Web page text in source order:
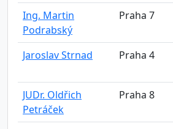
Ing. Martin
Podrabský
Praha 7
Jaroslav Strnad
Praha 4
JUDr. Oldřich
Petráček
Praha 8